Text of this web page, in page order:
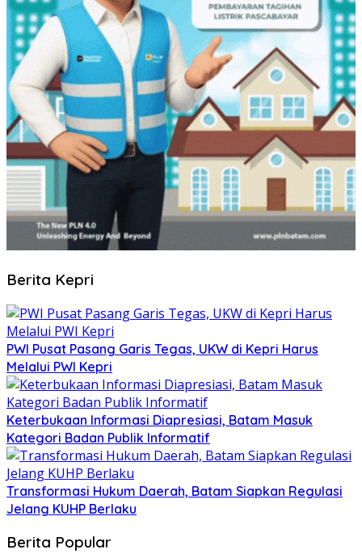
Berita Kepri
PWI Pusat Pasang Garis Tegas, UKW di Kepri Harus
Melalui PWI Kepri
Keterbukaan Informasi Diapresiasi, Batam Masuk
Kategori Badan Publik Informatif
Transformasi Hukum Daerah, Batam Siapkan Regulasi
Jelang KUHP Berlaku
Berita Popular